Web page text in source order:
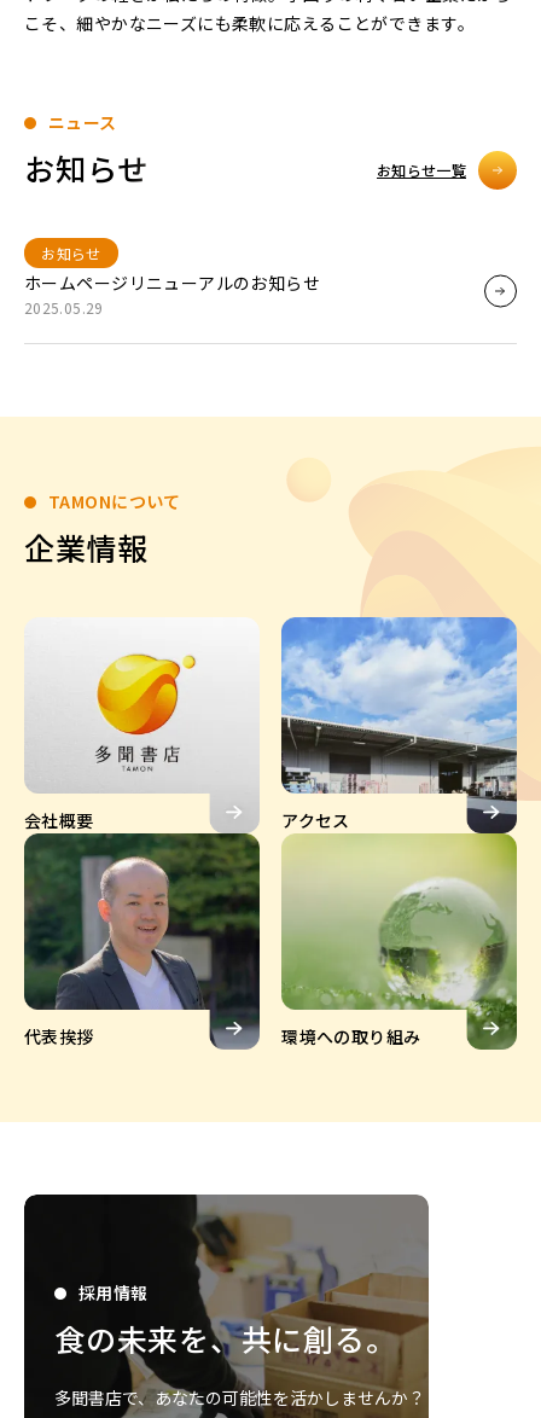
こそ、細やかなニーズにも柔軟に応えることができます。
ニュース
お知らせ お知らせ一覧
お知らせ
ホームページリニューアルのお知らせ
2025.05.29
TAMONについて
企業情報
会社概要
会社概要
アクセス
アクセス
代表挨拶
環境への取り組み
採用情報
食の未来を、共に創る。
多聞書店で、あなたの可能性を活かしませんか？